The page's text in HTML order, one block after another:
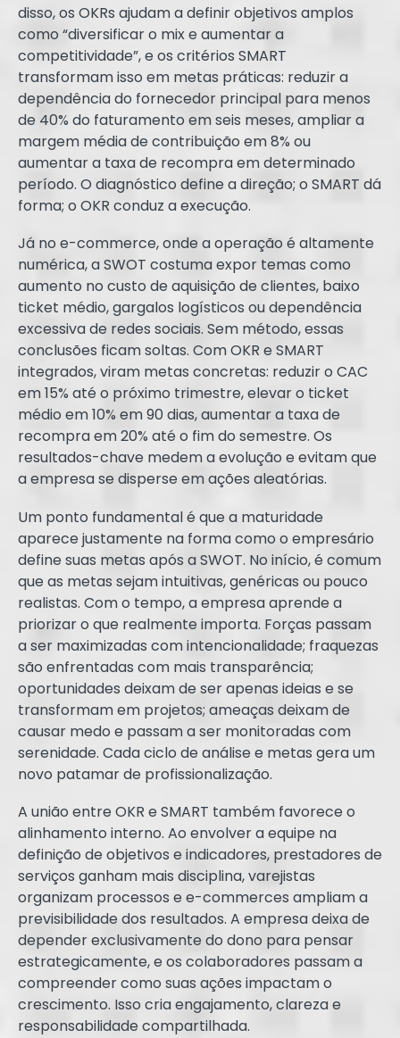
disso, os OKRs ajudam a definir objetivos amplos
como “diversificar o mix e aumentar a
competitividade”, e os critérios SMART
transformam isso em metas práticas: reduzir a
dependência do fornecedor principal para menos
de 40% do faturamento em seis meses, ampliar a
margem média de contribuição em 8% ou
aumentar a taxa de recompra em determinado
período. O diagnóstico define a direção; o SMART dá
forma; o OKR conduz a execução.
Já no e-commerce, onde a operação é altamente
numérica, a SWOT costuma expor temas como
aumento no custo de aquisição de clientes, baixo
ticket médio, gargalos logísticos ou dependência
excessiva de redes sociais. Sem método, essas
conclusões ficam soltas. Com OKR e SMART
integrados, viram metas concretas: reduzir o CAC
em 15% até o próximo trimestre, elevar o ticket
médio em 10% em 90 dias, aumentar a taxa de
recompra em 20% até o fim do semestre. Os
resultados-chave medem a evolução e evitam que
a empresa se disperse em ações aleatórias.
Um ponto fundamental é que a maturidade
aparece justamente na forma como o empresário
define suas metas após a SWOT. No início, é comum
que as metas sejam intuitivas, genéricas ou pouco
realistas. Com o tempo, a empresa aprende a
priorizar o que realmente importa. Forças passam
a ser maximizadas com intencionalidade; fraquezas
são enfrentadas com mais transparência;
oportunidades deixam de ser apenas ideias e se
transformam em projetos; ameaças deixam de
causar medo e passam a ser monitoradas com
serenidade. Cada ciclo de análise e metas gera um
novo patamar de profissionalização.
A união entre OKR e SMART também favorece o
alinhamento interno. Ao envolver a equipe na
definição de objetivos e indicadores, prestadores de
serviços ganham mais disciplina, varejistas
organizam processos e e-commerces ampliam a
previsibilidade dos resultados. A empresa deixa de
depender exclusivamente do dono para pensar
estrategicamente, e os colaboradores passam a
compreender como suas ações impactam o
crescimento. Isso cria engajamento, clareza e
responsabilidade compartilhada.